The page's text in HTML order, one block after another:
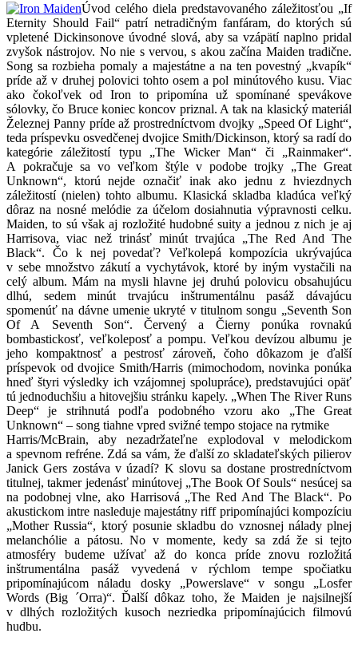
Úvod celého diela predstavovaného záležitosťou „If
Eternity Should Fail“ patrí netradičným fanfáram, do ktorých sú
vpletené Dickinsonove úvodné slová, aby sa vzápätí naplno pridal
zvyšok nástrojov. No nie s vervou, s akou začína Maiden tradične.
Song sa rozbieha pomaly a majestátne a na ten povestný „kvapík“
príde až v druhej polovici tohto osem a pol minútového kusu. Viac
ako čokoľvek od Iron to pripomína už spomínané spevákove
sólovky, čo Bruce koniec koncov priznal. A tak na klasický materiál
Železnej Panny príde až prostredníctvom dvojky „Speed Of Light“,
teda príspevku osvedčenej dvojice Smith/Dickinson, ktorý sa radí do
kategórie záležitostí typu „The Wicker Man“ či „Rainmaker“.
A pokračuje sa vo veľkom štýle v podobe trojky „The Great
Unknown“, ktorú nejde označiť inak ako jednu z hviezdnych
záležitostí (nielen) tohto albumu. Klasická skladba kladúca veľký
dôraz na nosné melódie za účelom dosiahnutia výpravnosti celku.
Maiden, to sú však aj rozložité hudobné suity a jednou z nich je aj
Harrisova, viac než trinásť minút trvajúca „The Red And The
Black“. Čo k nej povedať? Veľkolepá kompozícia ukrývajúca
v sebe množstvo zákutí a vychytávok, ktoré by iným vystačili na
celý album. Mám na mysli hlavne jej druhú polovicu obsahujúcu
dlhú, sedem minút trvajúcu inštrumentálnu pasáž dávajúcu
spomenúť na dávne umenie ukryté v titulnom songu „Seventh Son
Of A Seventh Son“. Červený a Čierny ponúka rovnakú
bombastickosť, veľkoleposť a pompu. Veľkou devízou albumu je
jeho kompaktnosť a pestrosť zároveň, čoho dôkazom je ďalší
príspevok od dvojice Smith/Harris (mimochodom, novinka ponúka
hneď štyri výsledky ich vzájomnej spolupráce), predstavujúci opäť
tú jednoduchšiu a hitovejšiu stránku kapely. „When The River Runs
Deep“ je strihnutá podľa podobného vzoru ako „The Great
Unknown“ – song tiahne vpred svižné tempo stojace na rytmike
Harris/McBrain, aby nezadržateľne explodoval v melodickom
a spevnom refréne. Zdá sa vám, že ďalší zo skladateľských pilierov
Janick Gers zostáva v úzadí? K slovu sa dostane prostredníctvom
titulnej, takmer jedenásť minútovej „The Book Of Souls“ nesúcej sa
na podobnej vlne, ako Harrisová „The Red And The Black“. Po
akustickom intre nasleduje majestátny riff pripomínajúci kompozíciu
„Mother Russia“, ktorý posunie skladbu do vznosnej nálady plnej
melanchólie a pátosu. No v momente, kedy sa zdá že si tejto
atmosféry budeme užívať až do konca príde znovu rozložitá
inštrumentálna pasáž vyvedená v rýchlom tempe spočiatku
pripomínajúcom náladu dosky „Powerslave“ v songu „Losfer
Words (Big ´Orra)“. Ďalší dôkaz toho, že Maiden je najsilnejší
v dlhých rozložitých kusoch nezriedka pripomínajúcich filmovú
hudbu.